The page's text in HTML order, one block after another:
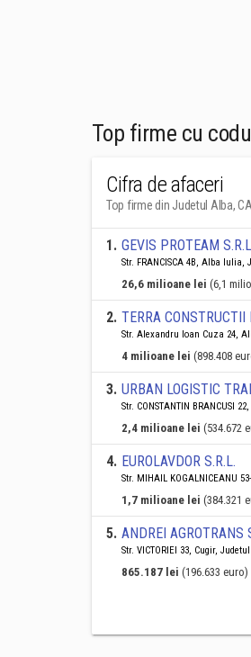
Top firme cu
Cifra de afaceri
Top firme din Judetul Alba,
1. GEVIS PROTEAM
Str. FRANCISCA 4B, Alba Iulia,
26,6 milioane lei (6,1
2. TERRA CONSTRUCTII
Str. Alexandru Ioan Cuza 24,
4 milioane lei (898.408
3. URBAN LOGISTIC
Str. CONSTANTIN BRANCUSI
2,4 milioane lei (534.672
4. EUROLAVDOR S.R.L.
Str. MIHAIL KOGALNICEANU
1,7 milioane lei (384.321
5. ANDREI AGROTRANS
Str. VICTORIEI 33, Cugir,
865.187 lei (196.633 euro)